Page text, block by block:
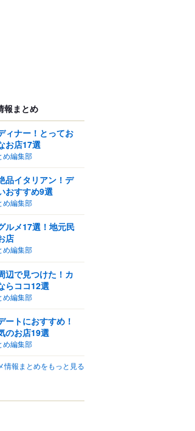
報まとめ
ィナー！とってお
お店17選
め編集部
品イタリアン！デ
おすすめ9選
め編集部
ルメ17選！地元民
店
め編集部
辺で見つけた！カ
らココ12選
め編集部
ートにおすすめ！
のお店19選
め編集部
情報まとめをもっと見る